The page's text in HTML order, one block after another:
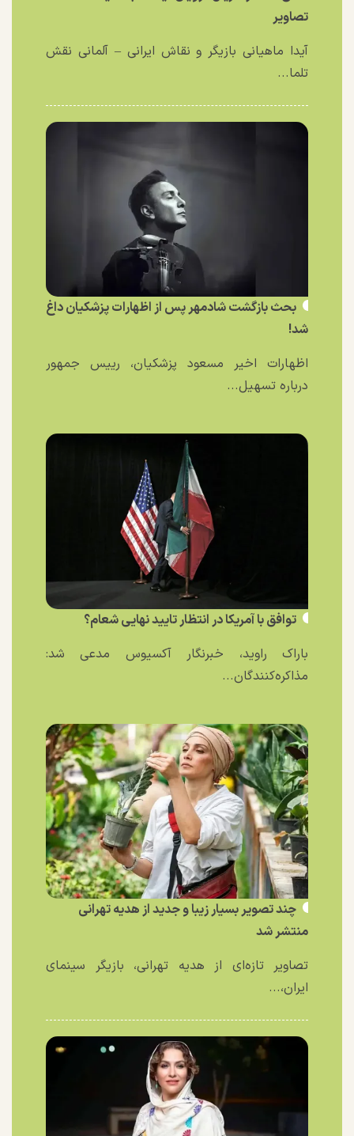
تصاویر
آیدا ماهیانی بازیگر و نقاش ایرانی – آلمانی نقش
تلما...
بحث بازگشت شادمهر پس از اظهارات پزشکیان داغ
شد!
اظهارات اخیر مسعود پزشکیان، رییس جمهور
درباره تسهیل...
توافق با آمریکا در انتظار تایید نهایی شعام؟
باراک راوید، خبرنگار آکسیوس مدعی شد:
مذاکره‌کنندگان...
چند تصویر بسیار زیبا و جدید از هدیه تهرانی
منتشر شد
تصاویر تازه‌ای از هدیه تهرانی، بازیگر سینمای
ایران،...